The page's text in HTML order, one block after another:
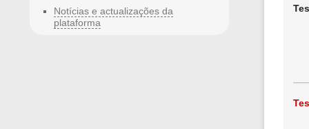
Notícias e actualizações da
plataforma